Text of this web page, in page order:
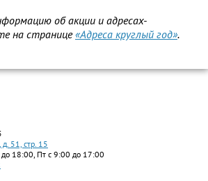
об акции и адресах-
на странице«Адреса круглый год».
51, стр. 15
18:00, Пт с 9:00 до 17:00